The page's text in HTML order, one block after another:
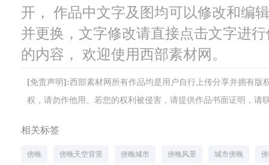
开， 作品中文字及图均可以修改和编
并更换，文字修改请直接点击文字进
的内容， 欢迎使用西部素材网。
[免责声明]:西部素材网所有作品均是用户自行上传分享并拥有版
权，请勿作他用。若您的权利被侵害，请提供作品书面证明，请
相关标签
傍晚 傍晚天空背景 傍晚城市 傍晚风景 城市傍晚